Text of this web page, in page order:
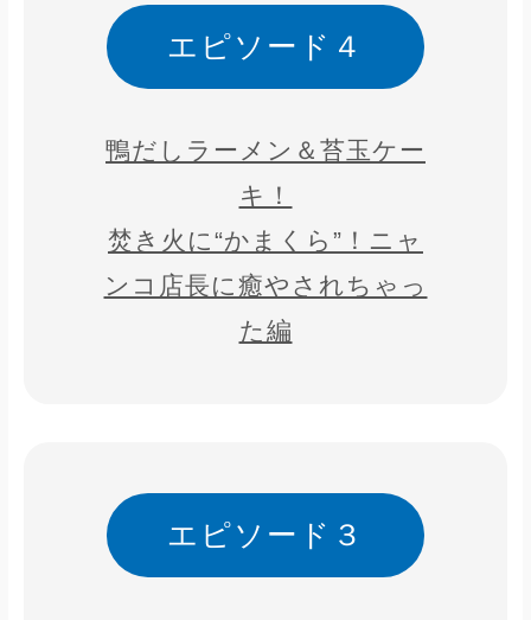
エピソード４
鴨だしラーメン＆苔玉ケー
キ！
焚き火に“かまくら”！ニャ
ンコ店長に癒やされちゃっ
た編
エピソード３